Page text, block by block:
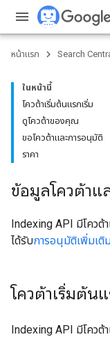
หน้าแรก Search
ในหน้านี้
โควต้าเริ่มต้นแรกเริ่ม
ดูโควต้าของคุณ
ขอโควต้าและการอนุมัติ
ราคา
ข้อมูลโควต้าแ
Indexing API มีโควต้
ได้รับการอนุมัติเพิ่มเติ
โควต้าเริ่มต้นแ
Indexing API มีโควต้